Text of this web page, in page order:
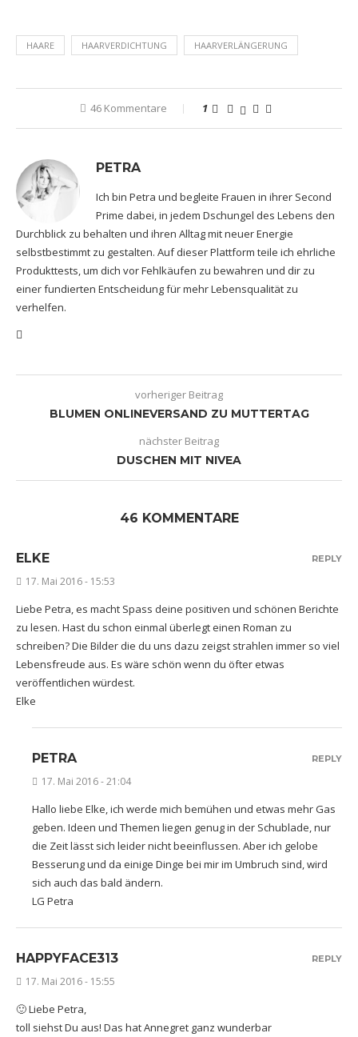
HAARE HAARVERDICHTUNG HAARVERLÄNGERUNG
46 Kommentare 1
PETRA
Ich bin Petra und begleite Frauen in ihrer Second
Prime dabei, in jedem Dschungel des Lebens den
Durchblick zu behalten und ihren Alltag mit neuer Energie
selbstbestimmt zu gestalten. Auf dieser Plattform teile ich ehrliche
Produkttests, um dich vor Fehlkäufen zu bewahren und dir zu
einer fundierten Entscheidung für mehr Lebensqualität zu
verhelfen.
vorheriger Beitrag
BLUMEN ONLINEVERSAND ZU MUTTERTAG
nächster Beitrag
DUSCHEN MIT NIVEA
46 KOMMENTARE
ELKE
17. Mai 2016 - 15:53
Liebe Petra, es macht Spass deine positiven und schönen Berichte
zu lesen. Hast du schon einmal überlegt einen Roman zu
schreiben? Die Bilder die du uns dazu zeigst strahlen immer so viel
Lebensfreude aus. Es wäre schön wenn du öfter etwas
veröffentlichen würdest.
Elke
REPLY
PETRA
17. Mai 2016 - 21:04
Hallo liebe Elke, ich werde mich bemühen und etwas mehr Gas
geben. Ideen und Themen liegen genug in der Schublade, nur
die Zeit lässt sich leider nicht beeinflussen. Aber ich gelobe
Besserung und da einige Dinge bei mir im Umbruch sind, wird
sich auch das bald ändern.
LG Petra
REPLY
HAPPYFACE313
17. Mai 2016 - 15:55
🙂 Liebe Petra,
toll siehst Du aus! Das hat Annegret ganz wunderbar
REPLY